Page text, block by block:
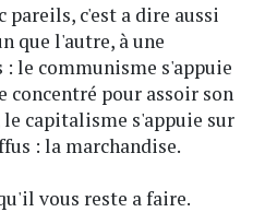
pareils, c'est a dire aussi
que l'autre, à une
: le communisme s'appuie
concentré pour assoir son
capitalisme s'appuie sur
: la marchandise.
vous reste a faire.